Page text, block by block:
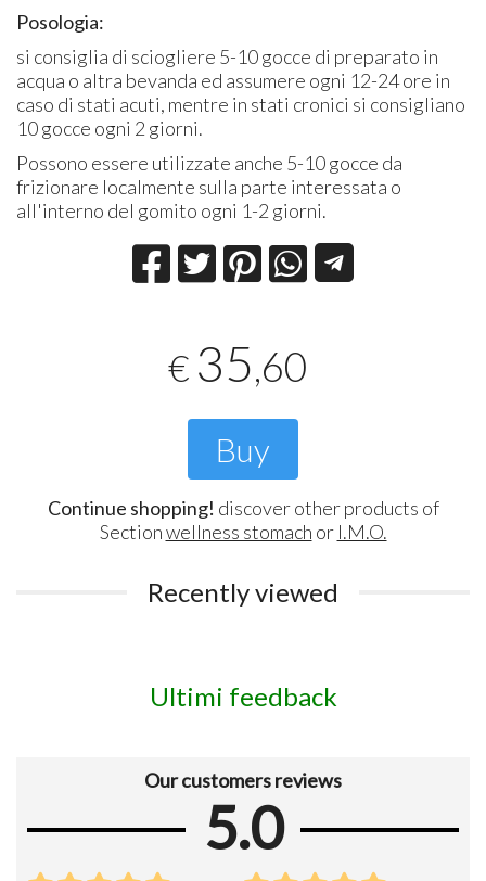
Posologia:
si consiglia di sciogliere 5-10 gocce di preparato in
acqua o altra bevanda ed assumere ogni 12-24 ore in
caso di stati acuti, mentre in stati cronici si consigliano
10 gocce ogni 2 giorni.
Possono essere utilizzate anche 5-10 gocce da
frizionare localmente sulla parte interessata o
all'interno del gomito ogni 1-2 giorni.
€ 35,60
Buy
Continue shopping! discover other products of
Sectionwellness stomach or I.M.O.
Recently viewed
Ultimi feedback
Our customers reviews
5.0